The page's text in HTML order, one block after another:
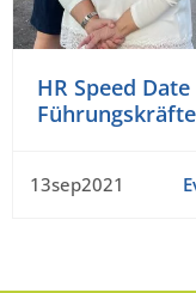
HR Speed
13sep2021